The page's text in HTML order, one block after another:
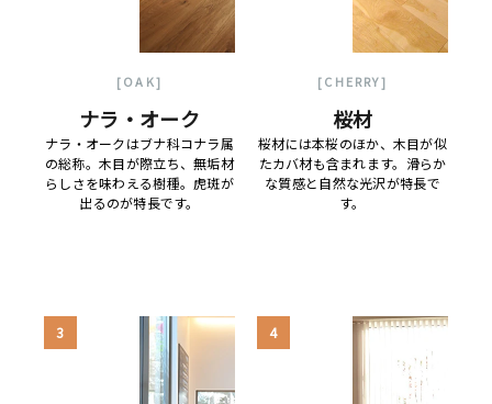
[OAK]
ナラ・オーク
ナラ・オークはブナ科コナラ属
の総称。木目が際立ち、無垢材
らしさを味わえる樹種。虎斑が
出るのが特長です。
[CHERRY]
桜材
桜材には本桜のほか、木目が似
たカバ材も含まれます。滑らか
な質感と自然な光沢が特長で
す。
3 4